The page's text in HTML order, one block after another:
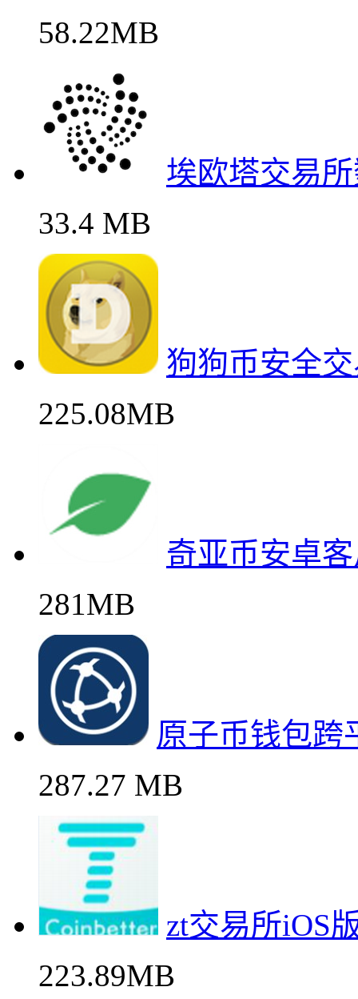
58.22MB
埃欧塔交易
33.4 MB
狗狗币安全
225.08MB
奇亚币安卓
281MB
原子币钱包跨
287.27 MB
zt交易所iOS
223.89MB